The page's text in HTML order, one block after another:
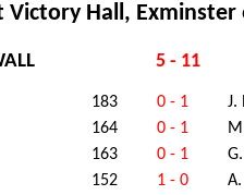
Victory Hall, Exminster
5 - 11
183 0 - 1
J.
164 0 - 1
163 0 - 1
152 1 - 0